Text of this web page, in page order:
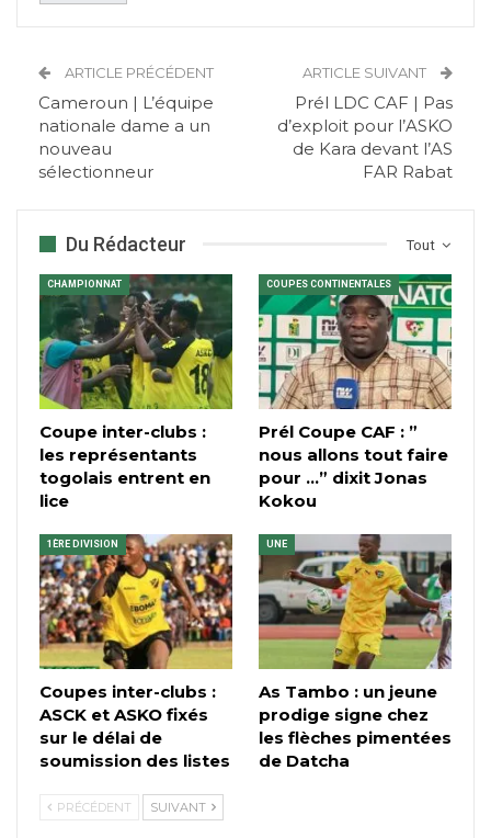
ARTICLE PRÉCÉDENT
Cameroun | L’équipe
nationale dame a un
nouveau
sélectionneur
ARTICLE SUIVANT
Prél LDC CAF | Pas
d’exploit pour l’ASKO
de Kara devant l’AS
FAR Rabat
Tout
Du Rédacteur
CHAMPIONNAT
Coupe inter-clubs :
les représentants
togolais entrent en
lice
COUPES CONTINENTALES
Prél Coupe CAF : ”
nous allons tout faire
pour …” dixit Jonas
Kokou
1ÈRE DIVISION
Coupes inter-clubs :
ASCK et ASKO fixés
sur le délai de
soumission des listes
UNE
As Tambo : un jeune
prodige signe chez
les flèches pimentées
de Datcha
PRÉCÉDENT SUIVANT